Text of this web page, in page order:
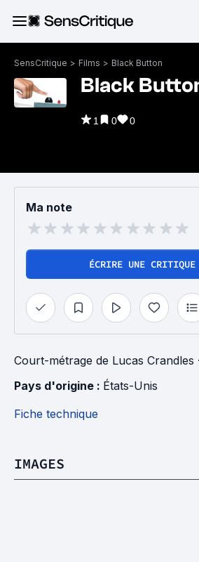
SensCritique > Films > Black Button
Black
1 0 0
Ma note
ÉCRIRE UNE CRITIQUE
Court-métrage de Lucas Crandles
Pays d'origine : États-Unis
Fiche technique
IMAGES